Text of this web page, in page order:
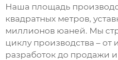
Наша площадь
квадратных метров,
миллионов юаней. Мы
циклу производства – от
разработок до продажи